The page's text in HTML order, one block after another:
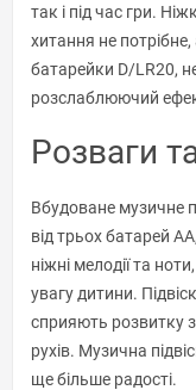
так і під час гри.
хитання не
батарейки D/LR20,
розслаблюючий
Розваги
Вбудоване музичне
від трьох батарей
ніжні мелодії та
увагу дитини.
сприяють розвитку
рухів. Музична
ще більше радості.